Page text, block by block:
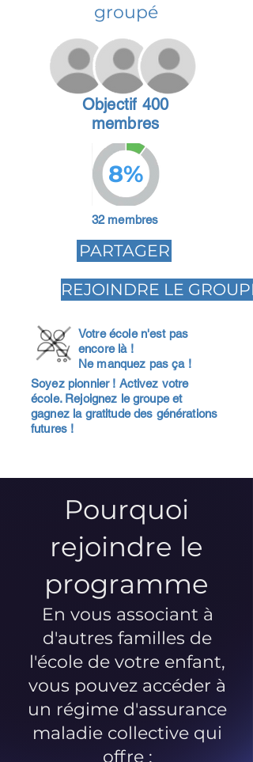
groupé
Objectif 400
membres
8%
32 membres
PARTAGER
REJOINDRE LE GROUPE
Votre école n'est pas
encore là !
Ne manquez pas ça !
Soyez pionnier ! Activez votre
école. Rejoignez le groupe et
gagnez la gratitude des générations
futures !
Pourquoi
rejoindre le
programme
En vous associant à
d'autres familles de
l'école de votre enfant,
vous pouvez accéder à
un régime d'assurance
maladie collective qui
offre :